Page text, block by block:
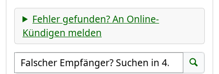
Fehler gefunden? An Online-
Kündigen melden
Empfänger suchen
Suchen